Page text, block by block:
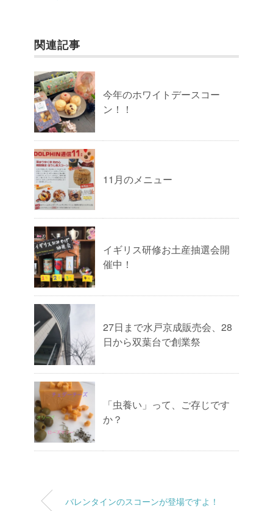
関連記事
今年のホワイトデースコー
ン！！
11月のメニュー
イギリス研修お土産抽選会開
催中！
27日まで水戸京成販売会、28
日から双葉台で創業祭
「虫養い」って、ご存じです
か？
バレンタインのスコーンが登場ですよ！